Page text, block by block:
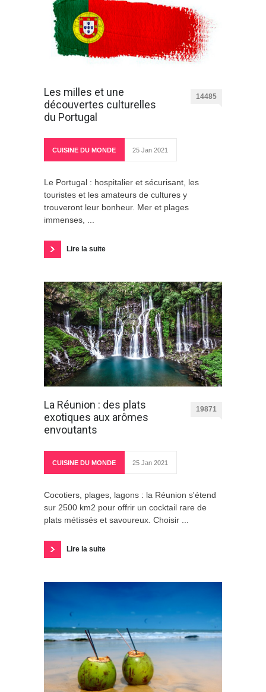
Les milles et une
découvertes culturelles
du Portugal
14485
CUISINE DU MONDE 25 Jan 2021
Le Portugal : hospitalier et sécurisant, les
touristes et les amateurs de cultures y
trouveront leur bonheur. Mer et plages
immenses, ...
Lire la suite
La Réunion : des plats
exotiques aux arômes
envoutants
19871
CUISINE DU MONDE 25 Jan 2021
Cocotiers, plages, lagons : la Réunion s'étend
sur 2500 km2 pour offrir un cocktail rare de
plats métissés et savoureux. Choisir ...
Lire la suite